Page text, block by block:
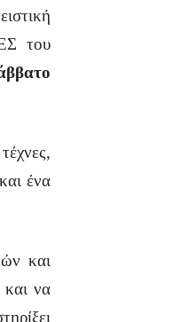
του
ένα
και
και να